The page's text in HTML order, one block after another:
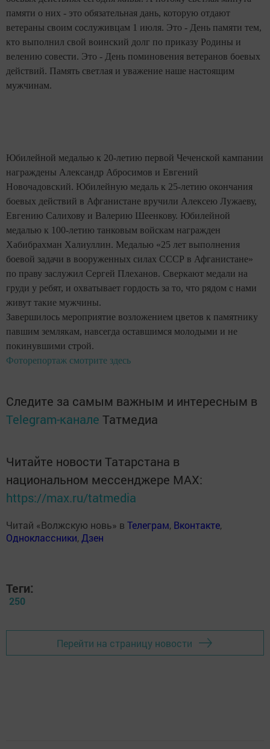
памяти о них - это обязательная дань, которую отдают
ветераны своим сослуживцам 1 июля. Это - День памяти тем,
кто выполнил свой воинский долг по приказу Родины и
велению совести. Это - День поминовения ветеранов боевых
действий. Память светлая и уважение наше настоящим
мужчинам.
Юбилейной медалью к 20-летию первой Чеченской кампании
награждены Александр Абросимов и Евгений
Новочадовский. Юбилейную медаль к 25-летию окончания
боевых действий в Афганистане вручили Алексею Лужаеву,
Евгению Салихову и Валерию Шеенкову. Юбилейной
медалью к 100-летию танковым войскам награжден
Хабибрахман Халиуллин. Медалью «25 лет выполнения
боевой задачи в вооруженных силах СССР в Афганистане»
по праву заслужил Сергей Плеханов. Сверкают медали на
груди у ребят, и охватывает гордость за то, что рядом с нами
живут такие мужчины.
Завершилось мероприятие возложением цветов к памятнику
павшим землякам, навсегда оставшимся молодыми и не
покинувшими строй.
Фоторепортаж смотрите здесь
Следите за самым важным и интересным в
Telegram-канале Татмедиа
Читайте новости Татарстана в
национальном мессенджере MАХ:
https://max.ru/tatmedia
Читай «Волжскую новь» в Телеграм, Вконтакте,
Одноклассники, Дзен
Теги:
250
Перейти на страницу новости